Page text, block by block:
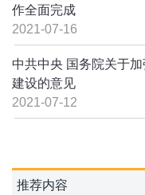
作全面完成
2021-07-16
中共中央 国务院关于
建设的意见
2021-07-12
推荐内容